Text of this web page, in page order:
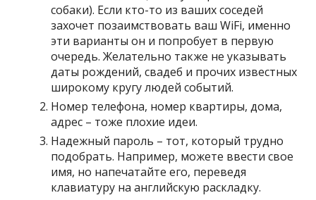
собаки). Если кто-то из ваших соседей
захочет позаимствовать ваш WiFi, именно
эти варианты он и попробует в первую
очередь. Желательно также не указывать
даты рождений, свадеб и прочих известных
широкому кругу людей событий.
Номер телефона, номер квартиры, дома,
адрес – тоже плохие идеи.
Надежный пароль – тот, который трудно
подобрать. Например, можете ввести свое
имя, но напечатайте его, переведя
клавиатуру на английскую раскладку.